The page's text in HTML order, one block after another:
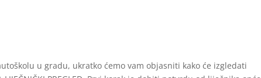
u gradu, ukratko ćemo vam objasniti kako će izgledati